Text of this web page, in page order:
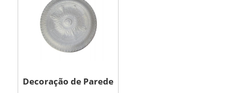
Decoração de Parede